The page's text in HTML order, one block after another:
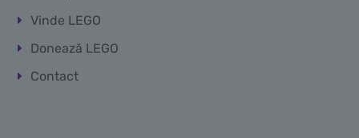
Vinde LEGO
Donează LEGO
Contact